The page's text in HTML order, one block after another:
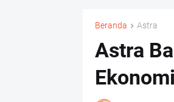
Beranda Astra
Astra